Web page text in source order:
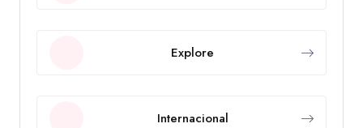
Explore
Internacional